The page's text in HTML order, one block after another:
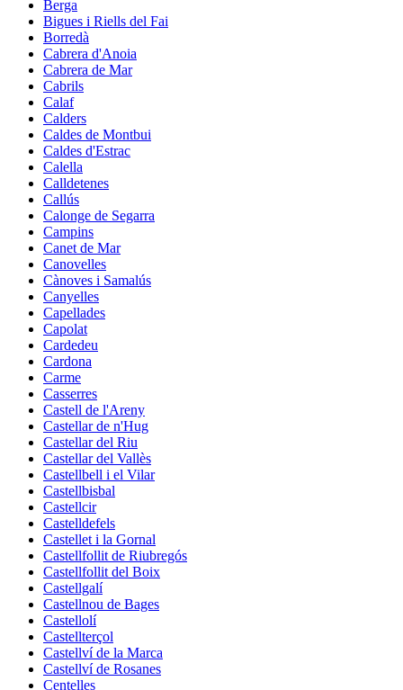
Berga
Bigues i Riells del Fai
Borredà
Cabrera d'Anoia
Cabrera de Mar
Cabrils
Calaf
Calders
Caldes de Montbui
Caldes d'Estrac
Calella
Calldetenes
Callús
Calonge de Segarra
Campins
Canet de Mar
Canovelles
Cànoves i Samalús
Canyelles
Capellades
Capolat
Cardedeu
Cardona
Carme
Casserres
Castell de l'Areny
Castellar de n'Hug
Castellar del Riu
Castellar del Vallès
Castellbell i el Vilar
Castellbisbal
Castellcir
Castelldefels
Castellet i la Gornal
Castellfollit de Riubregós
Castellfollit del Boix
Castellgalí
Castellnou de Bages
Castellolí
Castellterçol
Castellví de la Marca
Castellví de Rosanes
Centelles